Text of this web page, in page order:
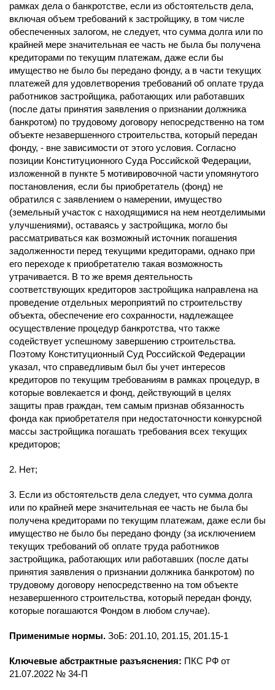
рамках дела о банкротстве, если из обстоятельств дела,
включая объем требований к застройщику, в том числе
обеспеченных залогом, не следует, что сумма долга или по
крайней мере значительная ее часть не была бы получена
кредиторами по текущим платежам, даже если бы
имущество не было бы передано фонду, а в части текущих
платежей для удовлетворения требований об оплате труда
работников застройщика, работающих или работавших
(после даты принятия заявления о признании должника
банкротом) по трудовому договору непосредственно на том
объекте незавершенного строительства, который передан
фонду, - вне зависимости от этого условия. Согласно
позиции Конституционного Суда Российской Федерации,
изложенной в пункте 5 мотивировочной части упомянутого
постановления, если бы приобретатель (фонд) не
обратился с заявлением о намерении, имущество
(земельный участок с находящимися на нем неотделимыми
улучшениями), оставаясь у застройщика, могло бы
рассматриваться как возможный источник погашения
задолженности перед текущими кредиторами, однако при
его переходе к приобретателю такая возможность
утрачивается. В то же время деятельность
соответствующих кредиторов застройщика направлена на
проведение отдельных мероприятий по строительству
объекта, обеспечение его сохранности, надлежащее
осуществление процедур банкротства, что также
содействует успешному завершению строительства.
Поэтому Конституционный Суд Российской Федерации
указал, что справедливым был бы учет интересов
кредиторов по текущим требованиям в рамках процедур, в
которые вовлекается и фонд, действующий в целях
защиты прав граждан, тем самым признав обязанность
фонда как приобретателя при недостаточности конкурсной
массы застройщика погашать требования всех текущих
кредиторов;
2. Нет;
3. Если из обстоятельств дела следует, что сумма долга
или по крайней мере значительная ее часть не была бы
получена кредиторами по текущим платежам, даже если бы
имущество не было бы передано фонду (за исключением
текущих требований об оплате труда работников
застройщика, работающих или работавших (после даты
принятия заявления о признании должника банкротом) по
трудовому договору непосредственно на том объекте
незавершенного строительства, который передан фонду,
которые погашаются Фондом в любом случае).
Применимые нормы. ЗоБ: 201.10, 201.15, 201.15-1
Ключевые абстрактные разъяснения: ПКС РФ от
21.07.2022 № 34-П